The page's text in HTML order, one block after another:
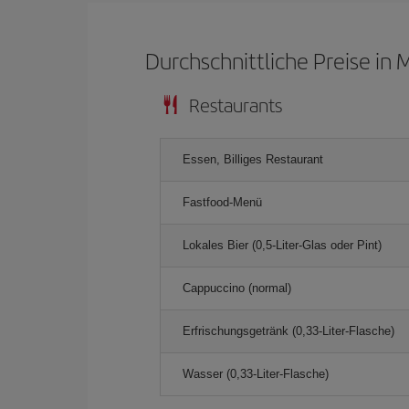
Durchschnittliche Preise in
Restaurants
Essen, Billiges Restaurant
Fastfood-Menü
Lokales Bier (0,5-Liter-Glas oder Pint)
Cappuccino (normal)
Erfrischungsgetränk (0,33-Liter-Flasche)
Wasser (0,33-Liter-Flasche)